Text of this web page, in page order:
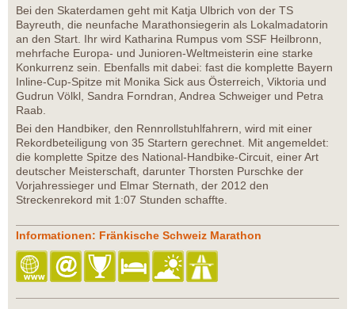
Bei den Skaterdamen geht mit Katja Ulbrich von der TS
Bayreuth, die neunfache Marathonsiegerin als Lokalmadatorin
an den Start. Ihr wird Katharina Rumpus vom SSF Heilbronn,
mehrfache Europa- und Junioren-Weltmeisterin eine starke
Konkurrenz sein. Ebenfalls mit dabei: fast die komplette Bayern
Inline-Cup-Spitze mit Monika Sick aus Österreich, Viktoria und
Gudrun Völkl, Sandra Forndran, Andrea Schweiger und Petra
Raab.
Bei den Handbiker, den Rennrollstuhlfahrern, wird mit einer
Rekordbeteiligung von 35 Startern gerechnet. Mit angemeldet:
die komplette Spitze des National-Handbike-Circuit, einer Art
deutscher Meisterschaft, darunter Thorsten Purschke der
Vorjahressieger und Elmar Sternath, der 2012 den
Streckenrekord mit 1:07 Stunden schaffte.
Informationen: Fränkische Schweiz Marathon